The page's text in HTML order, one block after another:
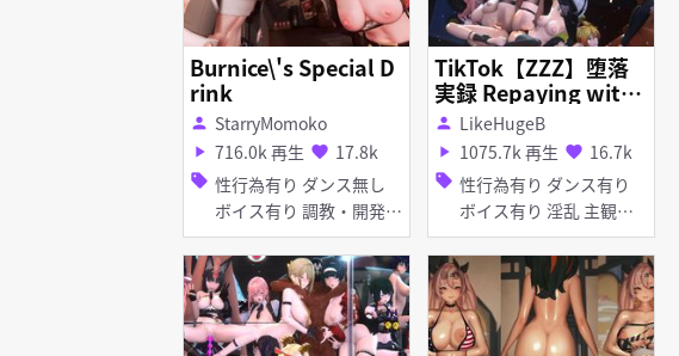
Burnice\'s Special D
rink
person StarryMomoko
play_arrow 716.0k 再生 favorite 17.8k
sell 性行為有り ダンス無し
ボイス有り 調教・開発
百合・レズ 淫乱 ケモ ふ
たなり オナホ 目隠し ア
ヘ顔 お漏らし・潮吹き
拘束 手コキ 母乳・噴乳
TikTok【ZZZ】堕落
実録 Repaying with
the body squirting
Collection 肉償い潮
吹 Nicole ZhuYuan El
len
person LikeHugeB
play_arrow 1075.7k 再生 favorite 16.7k
sell 性行為有り ダンス有り
ボイス有り 淫乱 主観視
点 しっぽ マイクロ水着
アヘ顔 イラマチオ フェ
ラ 乱交 妊娠・ボテ腹 バ
イブ・ローター アナル責
め